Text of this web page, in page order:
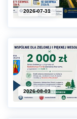
2026-07-31
2026-08-03